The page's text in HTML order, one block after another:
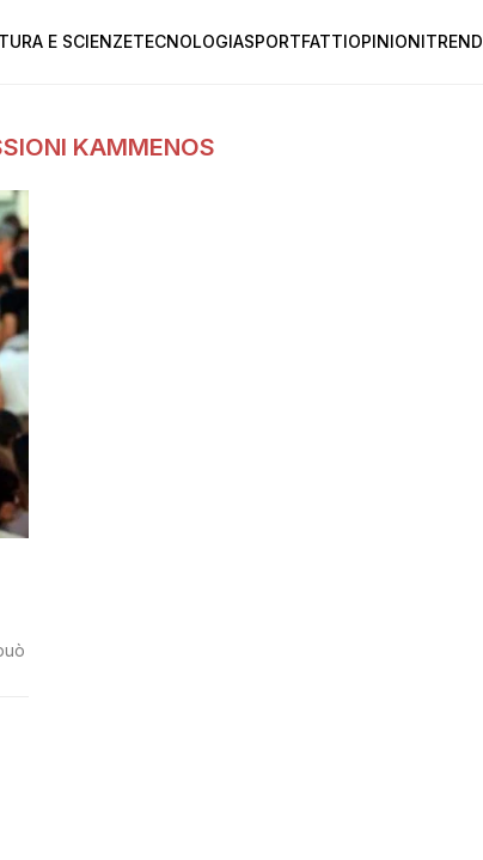
E SCIENZETECNOLOGIASPORTFATTIOPINIONITREND
KAMMENOS